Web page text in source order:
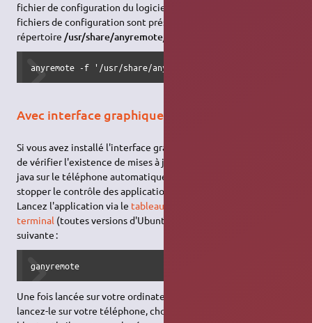
fichier de configuration du logiciel qui nous intéresse. Les
fichiers de configuration sont présents par défaut dans le
répertoire /usr/share/anyremote/cfg-data
anyremote -f '/usr/share/anyremote/cfg-data/Server-
Avec interface graphique
Si vous avez installé l'interface graphique, il vous sera possible
de vérifier l'existence de mises à jour, de transférer le client
java sur le téléphone automatiquement, et de lancer ou
stopper le contrôle des applications depuis anyremote.
Lancez l'application via le tableau de bord
terminal (toutes versions d'Ubuntu) avec la
suivante :
ganyremote
Une fois lancée sur votre ordinateur et l'application démarrée,
lancez-le sur votre téléphone, choisissez le mode wifi ou